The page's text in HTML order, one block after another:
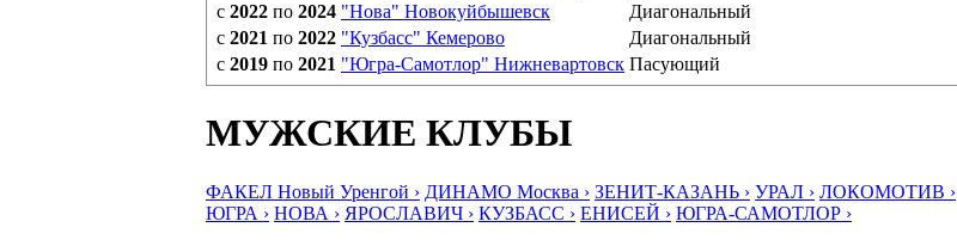
с 2022 по 2024 "Нова" Новокуйбышевск
Диагональный
с 2021 по 2022 "Кузбасс" Кемерово
Диагональный
с 2019 по 2021 "Югра-Самотлор" Нижневартовск Пасующий
МУЖСКИЕ КЛУБЫ
ФАКЕЛ Новый Уренгой › ДИНАМО Москва › ЗЕНИТ-КАЗАНЬ › УРАЛ › ЛОКОМОТИВ ›
ЮГРА › НОВА › ЯРОСЛАВИЧ › КУЗБАСС › ЕНИСЕЙ › ЮГРА-САМОТЛОР ›